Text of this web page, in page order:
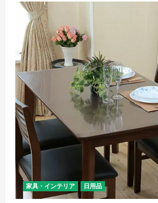
ル
ス・
抗
菌
テ
ー
ブ
【両
コ
ー
ィ
ン
化
ビ
ニ
家具・インテリア 日用品